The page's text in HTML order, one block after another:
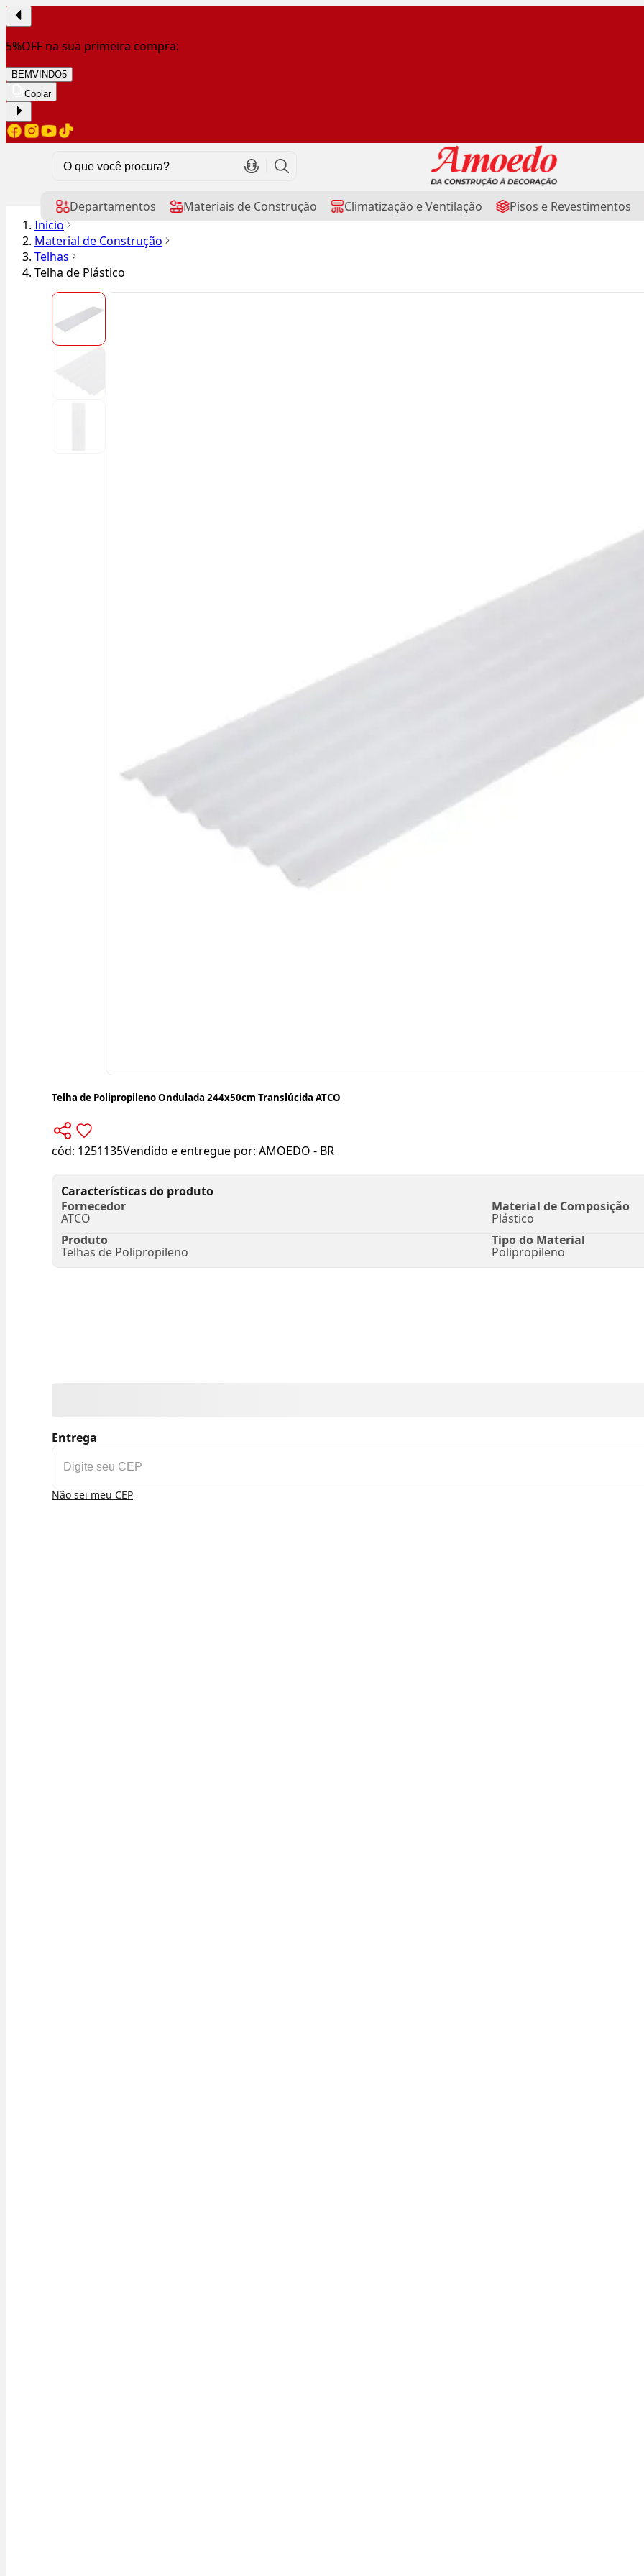
5%OFF na sua primeira compra:
BEMVINDO5
Copiar
Departamentos Materiais de Construção Climatização e Ventilação Pisos e Revestimentos
Início
Material de Construção
Telhas
Telha de Plástico
Telha de Polipropileno Ondulada 244x50cm Translúcida ATCO
cód: 1251135Vendido e entregue por: AMOEDO - BR
Características do produto
Fornecedor
ATCO
Material de Composição
Plástico
Produto
Telhas de Polipropileno
Tipo do Material
Polipropileno
Entrega
Não sei meu CEP